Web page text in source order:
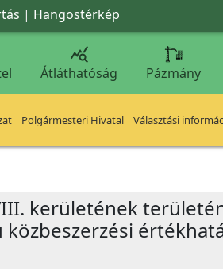
| Hangostérkép

Átláthatóság Pázmány
Polgármesteri Hivatal Választási
kerületének